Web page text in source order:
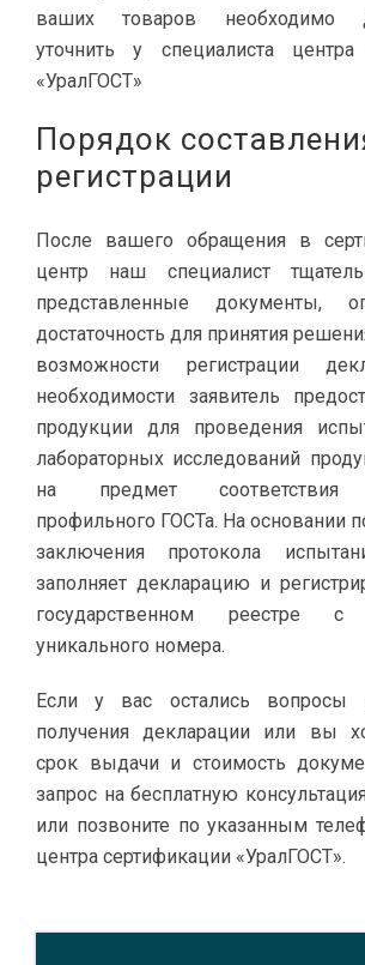
ваших товаров необходимо
уточнить у специалиста центра
«УралГОСТ»
Порядок
регистрации
После вашего обращения в
центр наш специалист
представленные документы,
достаточность для принятия
возможности регистрации
необходимости заявитель
продукции для проведения
лабораторных исследований
на предмет соответствия
профильного ГОСТа. На основании
заключения протокола
заполняет декларацию и
государственном реестре с
уникального номера.
Если у вас остались вопросы
получения декларации или вы
срок выдачи и стоимость
запрос на бесплатную
или позвоните по указанным
центра сертификации «УралГОСТ».